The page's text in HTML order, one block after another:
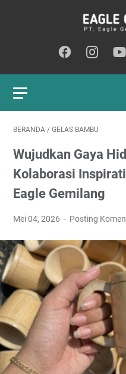
BERANDA / GELAS BAMBU
Wujudkan Gaya
Kolaborasi
Eagle Gemilang
Mei 04, 2026 Posting